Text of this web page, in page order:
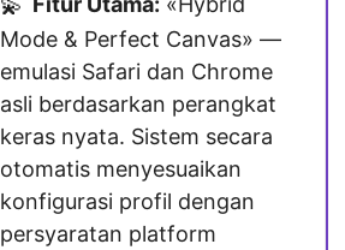
💫
Mode & Perfect Canvas» —
emulasi Safari dan Chrome
asli berdasarkan perangkat
keras nyata. Sistem secara
otomatis menyesuaikan
konfigurasi profil dengan
persyaratan platform